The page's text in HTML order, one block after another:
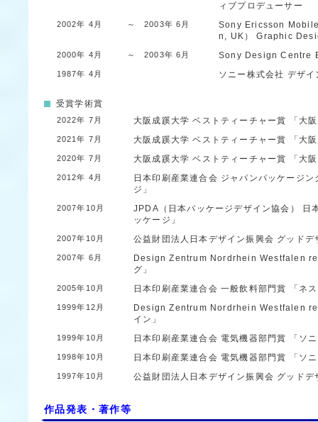
ィブプロデューサー
2002年 4月 ～ 2003年 6月
Sony Ericsson
n, UK）Graphic
2000年 4月 ～ 2003年 6月 Sony Design Centre
1987年 4月 ソニー株式会社 デザ
受賞学術賞
2022年 7月 大阪成蹊大学ベストティーチャー賞 「大
2021年 7月 大阪成蹊大学ベストティーチャー賞 「大
2020年 7月 大阪成蹊大学ベストティーチャー賞 「大
2012年 4月 日本印刷産業連合会 ジャパンパッケージ
ジ」
2007年10月 JPDA（日本パッケージデザイン協会）
日
ッケージ」
2007年10月 公益財団法人日本デザイン振興会 グッド
2007年 6月 Design Zentrum Nordrhein Westfalen
グ」
2005年10月 日本印刷産業連合会 一般飲料部門賞 「ネ
1999年12月 Design Zentrum Nordrhein Westfalen
イン」
1999年10月 日本印刷産業連合会 電気機器部門賞 「ソ
1998年10月 日本印刷産業連合会 電気機器部門賞 「ソ
1997年10月 公益財団法人日本デザイン振興会 グッド
作品発表・著作等